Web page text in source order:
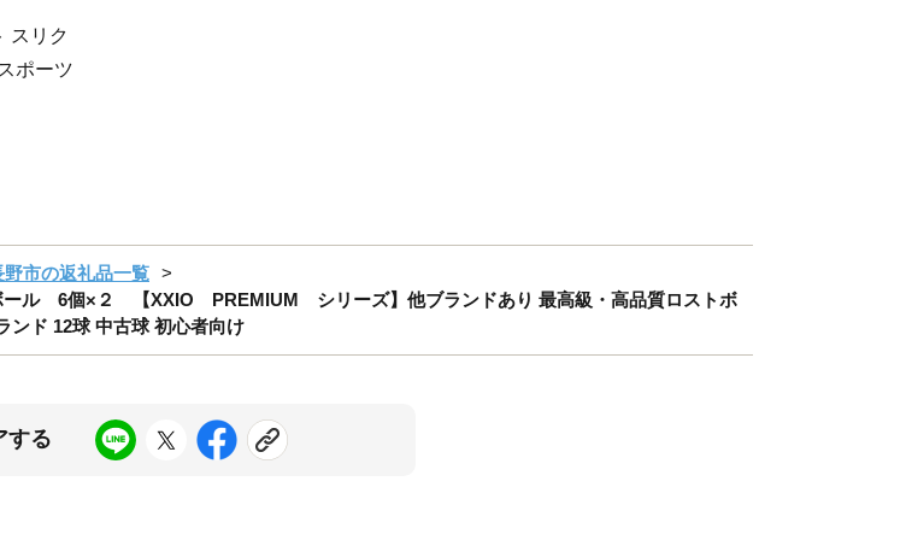
スリク
ポーツ
市の返礼品一覧
ール 6個×２ 【XXIO PREMIUM シリーズ】他ブランドあり 最高級・高品質ロストボ
ド 12球 中古球 初心者向け
する